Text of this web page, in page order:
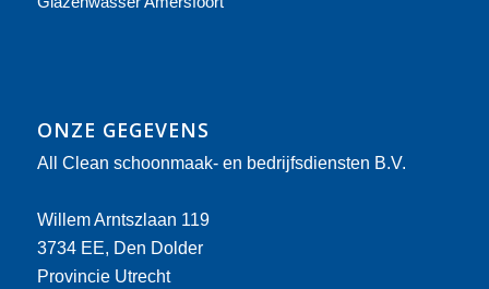
ONZE GEGEVENS
All Clean schoonmaak- en bedrijfsdiensten B.V.
Willem Arntszlaan 119
3734 EE, Den Dolder
Provincie Utrecht